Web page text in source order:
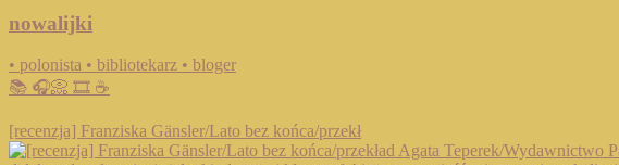
nowalijki
• polonista • bibliotekarz • bloger
📚 🎧📀 🎞️ ☕️
[recenzja] Franziska Gänsler/Lato bez końca/przekł